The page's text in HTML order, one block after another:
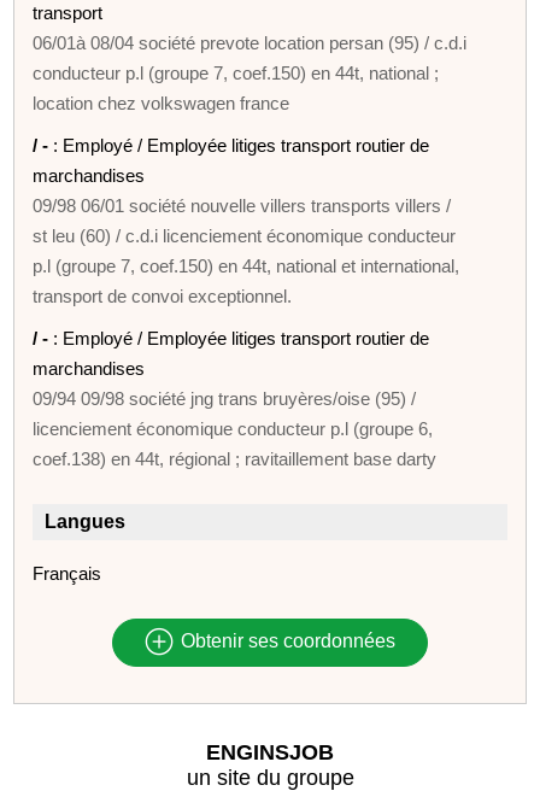
transport
06/01à 08/04 société prevote location persan (95) / c.d.i
conducteur p.l (groupe 7, coef.150) en 44t, national ;
location chez volkswagen france
/ - : Employé / Employée litiges transport routier de
marchandises
09/98 06/01 société nouvelle villers transports villers /
st leu (60) / c.d.i licenciement économique conducteur
p.l (groupe 7, coef.150) en 44t, national et international,
transport de convoi exceptionnel.
/ - : Employé / Employée litiges transport routier de
marchandises
09/94 09/98 société jng trans bruyères/oise (95) /
licenciement économique conducteur p.l (groupe 6,
coef.138) en 44t, régional ; ravitaillement base darty
Langues
Français
Obtenir ses coordonnées
ENGINSJOB
un site du groupe